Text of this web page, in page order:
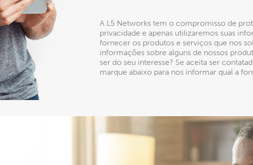
A L5 Networks tem o compromisso de
privacidade e apenas utilizaremos suas
fornecer os produtos e serviços que nos
informações sobre alguns de nossos
ser do seu interesse? Se aceita ser
marque abaixo para nos informar qual a